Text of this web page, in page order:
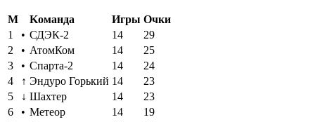
M Kоманда Игры Oчки
1
• СДЭК-2 14
29
2
• АтомКом 14
25
3
• Спарта-2 14
24
4
↑ Эндуро Горький 14
23
5
↓ Шахтер 14
23
6
• Метеор 14
19